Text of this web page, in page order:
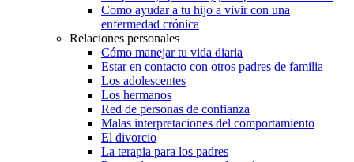
Como ayudar a tu hijo a vivir con una
enfermedad crónica
Relaciones personales
Cómo manejar tu vida diaria
Estar en contacto con otros padres de familia
Los adolescentes
Los hermanos
Red de personas de confianza
Malas interpretaciones del comportamiento
El divorcio
La terapia para los padres